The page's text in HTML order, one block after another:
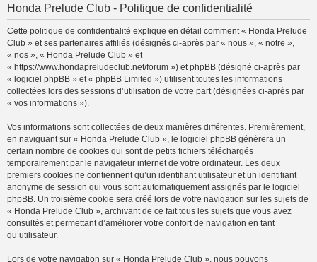
Honda Prelude Club - Politique de confidentialité
Cette politique de confidentialité explique en détail comment « Honda Prelude
Club » et ses partenaires affiliés (désignés ci-après par « nous », « notre »,
« nos », « Honda Prelude Club » et
« https://www.hondapreludeclub.net/forum ») et phpBB (désigné ci-après par
« logiciel phpBB » et « phpBB Limited ») utilisent toutes les informations
collectées lors des sessions d’utilisation de votre part (désignées ci-après par
« vos informations »).
Vos informations sont collectées de deux manières différentes. Premièrement,
en naviguant sur « Honda Prelude Club », le logiciel phpBB génèrera un
certain nombre de cookies qui sont de petits fichiers téléchargés
temporairement par le navigateur internet de votre ordinateur. Les deux
premiers cookies ne contiennent qu’un identifiant utilisateur et un identifiant
anonyme de session qui vous sont automatiquement assignés par le logiciel
phpBB. Un troisième cookie sera créé lors de votre navigation sur les sujets de
« Honda Prelude Club », archivant de ce fait tous les sujets que vous avez
consultés et permettant d’améliorer votre confort de navigation en tant
qu’utilisateur.
Lors de votre navigation sur « Honda Prelude Club », nous pouvons